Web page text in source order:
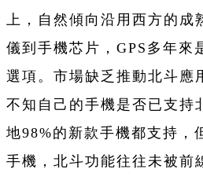
上，自然傾向沿用西方的成
儀到手機芯片，GPS多年來
選項。市場缺乏推動北斗應
不知自己的手機是否已支
地98%的新款手機都支持，
手機，北斗功能往往未被前